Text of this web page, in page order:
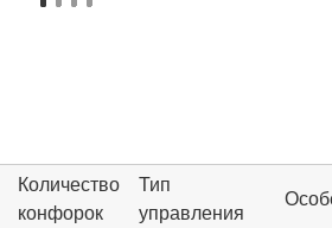
Количество
конфорок
Тип
управления